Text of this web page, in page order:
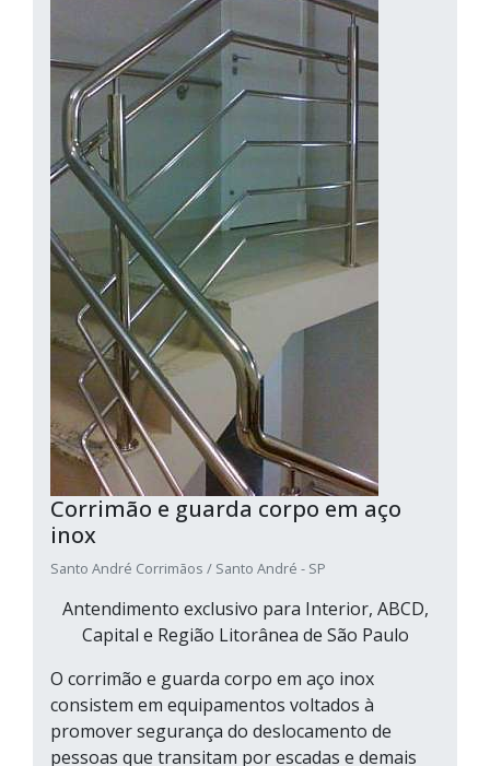
Corrimão e guarda corpo em aço
inox
Santo André Corrimãos / Santo André - SP
Antendimento exclusivo para Interior, ABCD,
Capital e Região Litorânea de São Paulo
O corrimão e guarda corpo em aço inox
consistem em equipamentos voltados à
promover segurança do deslocamento de
pessoas que transitam por escadas e demais